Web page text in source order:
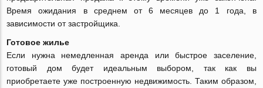
Время ожидания в среднем от 6 месяцев до 1 года, в
зависимости от застройщика.
Готовое жилье
Если нужна немедленная аренда или быстрое заселение,
готовый дом будет идеальным выбором, так как вы
приобретаете уже построенную недвижимость. Таким образом,